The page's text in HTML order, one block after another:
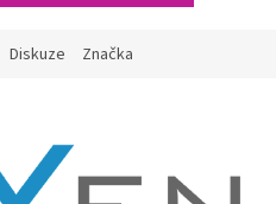
Diskuze Značka